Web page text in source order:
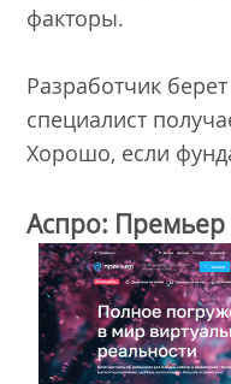
факторы.
Разработчик
специалист
Хорошо, если
Аспро: Премьер